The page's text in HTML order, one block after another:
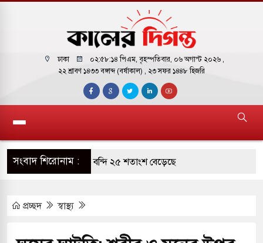
ঢাকা ০২:৫৮:১৫ পিএম, বৃহস্পতিবার, ০৬ অগাস্ট ২০২৬ ,
২২ শ্রাবণ ১৪৩৩ বঙ্গাব্দ (বর্ষাকাল) , ২৩ সফর ১৪৪৮ হিজরি
সংবাদ শিরোনাম :
দক্ষিণ কোরিয়ার বন্দি ২৫ শতাংশ বেড়েছে
জুমার বয়ান ও নামাজ পড়াবেন দেওবন্দের
প্রচ্ছদ স্বাস্থ্য